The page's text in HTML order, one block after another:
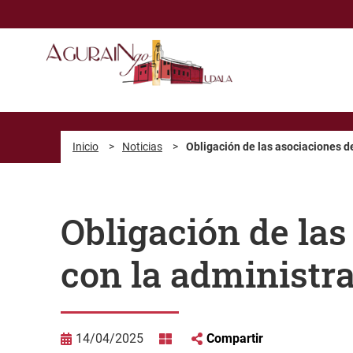
Inicio > Noticias > Obligación de las asociaciones
Obligación de
con la
14/04/2025 Compartir